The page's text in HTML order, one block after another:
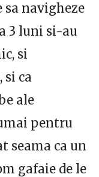
sa navigheze
3 luni si-au
si
si ca
ale
pentru
seama ca un
gafaie de le